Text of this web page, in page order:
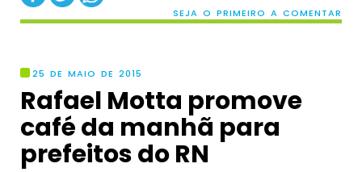
SEJA O PRIMEIRO A COMENTAR
25 DE MAIO DE 2015
Rafael Motta promove
café da manhã para
prefeitos do RN